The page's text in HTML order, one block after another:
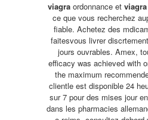
viagra ordonnance et viagra
ce que vous recherchez
fiable. Achetez des
faitesvous livrer
jours ouvrables. Amex,
efficacy was achieved with
the maximum
clientle est disponible 24
sur 7 pour des mises jour
dans les pharmacies